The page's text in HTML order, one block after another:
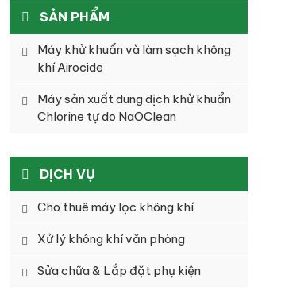
SẢN PHẨM
Máy khử khuẩn và làm sạch không
khí Airocide
Máy sản xuất dung dịch khử khuẩn
Chlorine tự do NaOClean
DỊCH VỤ
Cho thuê máy lọc không khí
Xử lý không khí văn phòng
Sửa chữa & Lắp đặt phụ kiện